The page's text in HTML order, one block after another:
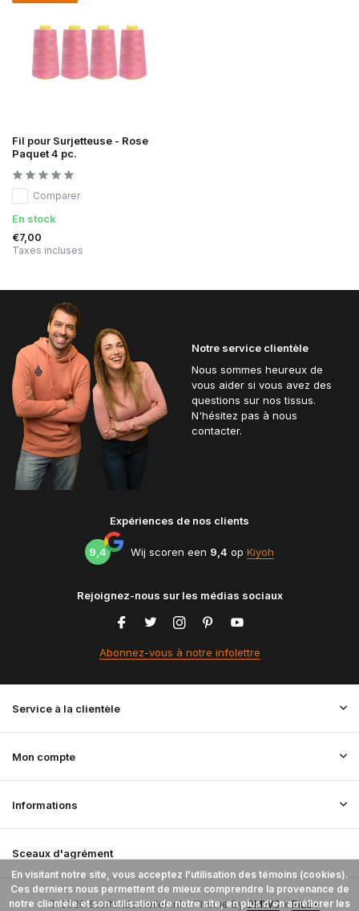
Fil pour Surjetteuse - Rose
Paquet 4 pc.
Comparer
En stock
€7,00
Taxes incluses
Notre service clientèle
Nous sommes heureux de
vous aider si vous avez des
questions sur nos tissus.
N'hésitez pas à nous
contacter.
Expériences de nos clients
9,4 Wij scoren een 9,4 op Kiyoh
Rejoignez-nous sur les médias sociaux
Abonnez-vous à notre infolettre
Service à la clientèle
Mon compte
Informations
Sceaux d'agrément
© 2026 StoffenBestellen.nl - Theme ByDMWSxPlus+
En visitant notre site, vous acceptez l'utilisation des témoins (cookies).
Ces derniers nous permettent de mieux comprendre la provenance de
notre clientèle et son utilisation de notre site, en plus d'en améliorer les